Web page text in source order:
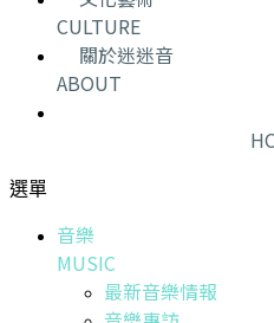
CULTURE
關於迷迷音
ABOUT
選單
音樂
MUSIC
最新音樂情報